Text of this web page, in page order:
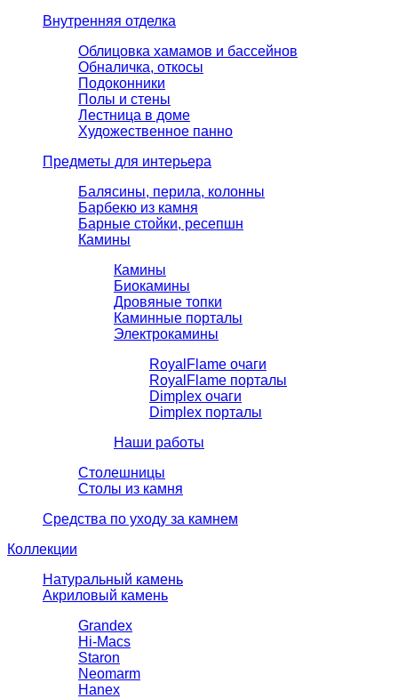
Внутренняя отделка
Облицовка хамамов и бассейнов
Обналичка, откосы
Подоконники
Полы и стены
Лестница в доме
Художественное панно
Предметы для интерьера
Балясины, перила, колонны
Барбекю из камня
Барные стойки, ресепшн
Камины
Камины
Биокамины
Дровяные топки
Каминные порталы
Электрокамины
RoyalFlame очаги
RoyalFlame порталы
Dimplex очаги
Dimplex порталы
Наши работы
Столешницы
Столы из камня
Средства по уходу за камнем
Коллекции
Натуральный камень
Акриловый камень
Grandex
Hi-Macs
Staron
Neomarm
Hanex